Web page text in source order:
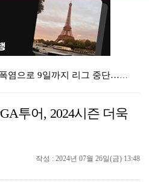
KBO, 기록적인 폭염으로 9일까지 리그 중단…내달 6…
대한축구협회, 외국인 심판 7차례 성접대 의혹…이 기간…
3승 사냥 시동 건 서교림 "샷·퍼트 만족스러워…좋은 …
투어, 2024시즌 더욱
작성 : 2024년 07월 26일(금) 13:48